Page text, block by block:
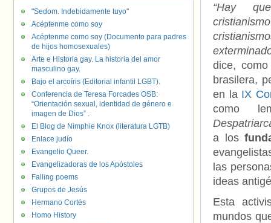
“Hay
dice,
brasilera,
en la IX
como
a los
las
ideas
Esta
mundos
"Sedom. Indebidamente tuyo"
Acéptenme como soy
Acéptenme como soy (Documento para padres
de hijos homosexuales)
Arte e Historia gay. La historia del amor
masculino gay.
Bajo el arcoíris (Editorial infantil LGBT).
Conferencia de Teresa Forcades OSB:
“Orientación sexual, identidad de género e
imagen de Dios” .
El Blog de Nimphie Knox (literatura LGTB)
Enlace judío
Evangelio Queer.
Evangelizadoras de los Apóstoles
Falling poems
Grupos de Jesús
Hermano Cortés
Homo History